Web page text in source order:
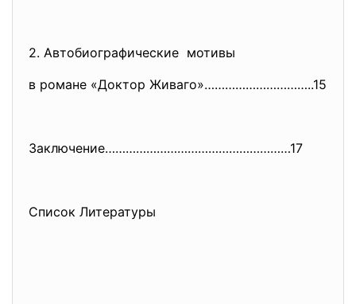
2. Автобиографические мотивы
в романе «Доктор Живаго»…………………………..15
Заключение………………………………………………17
Список Литературы